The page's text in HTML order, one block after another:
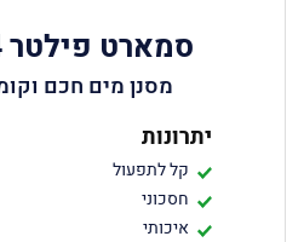
סמארט פילטר 37TM444
מסנן מים חכם
יתרונות
קל לתפעול
חסכוני
איכותי